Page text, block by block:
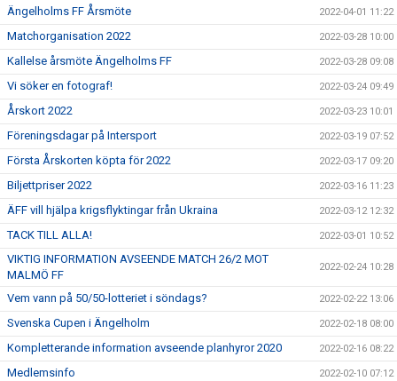
Ängelholms FF Årsmöte 2022-04-01 11:22
Matchorganisation 2022 2022-03-28 10:00
Kallelse årsmöte Ängelholms FF 2022-03-28 09:08
Vi söker en fotograf! 2022-03-24 09:49
Årskort 2022 2022-03-23 10:01
Föreningsdagar på Intersport 2022-03-19 07:52
Första Årskorten köpta för 2022 2022-03-17 09:20
Biljettpriser 2022 2022-03-16 11:23
ÄFF vill hjälpa krigsflyktingar från Ukraina 2022-03-12 12:32
TACK TILL ALLA! 2022-03-01 10:52
VIKTIG INFORMATION AVSEENDE MATCH 26/2 MOT
MALMÖ FF
2022-02-24 10:28
Vem vann på 50/50-lotteriet i söndags? 2022-02-22 13:06
Svenska Cupen i Ängelholm 2022-02-18 08:00
Kompletterande information avseende planhyror 2020 2022-02-16 08:22
Medlemsinfo 2022-02-10 07:12